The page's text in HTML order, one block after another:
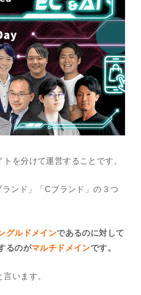
を分けて運営することです。
ンド」「Cブランド」の３つ
グルドメインであるのに対して
るのがマルチドメインです。
います。